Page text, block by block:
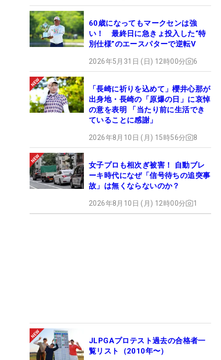
60歳になってもマークセンは強
い！ 最終日に急きょ投入した“特
別仕様”のエースパターで逆転V
2026年5月31日 (日) 12時00分 6
「長崎に祈りを込めて」櫻井心那が
出身地・長崎の「原爆の日」に哀悼
の意を表明 「当たり前に生活でき
ていることに感謝」
2026年8月10日 (月) 15時56分 8
女子プロも相次ぎ被害！ 自動ブレ
ーキ時代になぜ「信号待ちの追突事
故」は無くならないのか？
2026年8月10日 (月) 12時00分 1
JLPGAプロテスト過去の合格者一
覧リスト（2010年〜）